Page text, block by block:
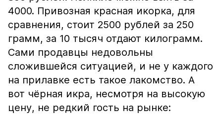
4000. Привозная красная икорка, для
сравнения, стоит 2500 рублей за 250
грамм, за 10 тысяч отдают килограмм.
Сами продавцы недовольны
сложившейся ситуацией, и не у каждого
на прилавке есть такое лакомство. А
вот чёрная икра, несмотря на высокую
цену, не редкий гость на рынке: